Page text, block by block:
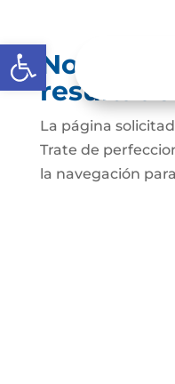
Abrir barra de
No se
resultados
La página
Trate de
la navegación